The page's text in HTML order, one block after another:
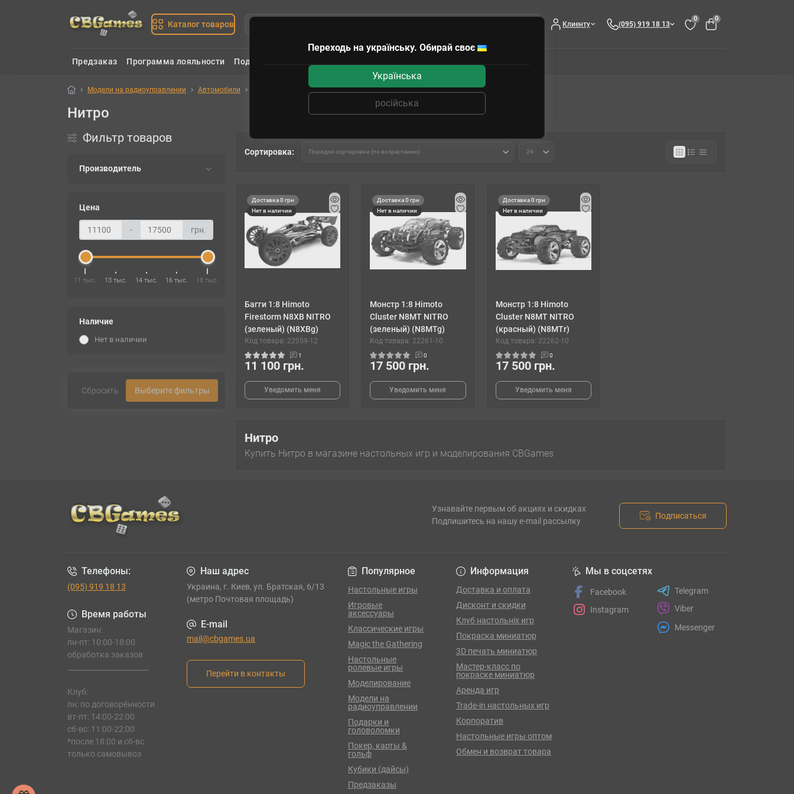
Каталог товаров Клиенту (095) 919 18 13
0 0
Предзаказ Программа лояльности Подарочные сертификаты
Модели на радиоуправлении Автомобили
Нитро
Фильтр товаров
Производитель
Цена
- грн.
11 тыс. 13 тыс. 14 тыс. 16 тыс. 18 тыс.
Наличие
Нет в наличии
Сбросить Выберите фильтры
Сортировка:
Доставка 0 грн
Нет в наличии
Багги 1:8 Himoto
Firestorm N8XB NITRO
(зеленый) (N8XBg)
Код товара: 22059-12
1
11 100 грн.
Уведомить меня
Доставка 0 грн
Нет в наличии
Монстр 1:8 Himoto
Cluster N8MT NITRO
(зеленый) (N8MTg)
Код товара: 22261-10
0
17 500 грн.
Уведомить меня
Доставка 0 грн
Нет в наличии
Монстр 1:8 Himoto
Cluster N8MT NITRO
(красный) (N8MTr)
Код товара: 22262-10
0
17 500 грн.
Уведомить меня
Нитро
Купить Нитро в магазине настольных игр и моделирования CBGames
Узнавайте первым об акциях и скидках
Подпишитесь на нашу e-mail рассылку
Подписаться
Телефоны:
(095) 919 18 13
Время работы
Магазин:
пн-пт: 10:00-18:00
обработка заказов
Клуб:
пн: по договорённости
вт-пт: 14:00-22:00
сб-вс: 11:00-22:00
*после 18:00 и сб-вс
только самовывоз
Наш адрес
Украина, г. Киев, ул. Братская, 6/13
(метро Почтовая площадь)
E-mail
mail@cbgames.ua
Перейти в контакты
Популярное
Настольные игры
Игровые
аксессуары
Классические игры
Magic the Gathering
Настольные
ролевые игры
Моделирование
Модели на
радиоуправлении
Подарки и
головоломки
Покер, карты &
гольф
Кубики (дайсы)
Предзаказы
Информация
Доставка и оплата
Дисконт и скидки
Клуб настольніх игр
Покраска миниатюр
3D печать миниатюр
Мастер-класс по
покраске миниатюр
Аренда игр
Trade-in настольных игр
Корпоратив
Настольные игры оптом
Обмен и возврат товара
Мы в соцсетях
Facebook
Instagram
Telegram
Viber
Messenger
Переходь на українську. Обирай своє
Українська
російська